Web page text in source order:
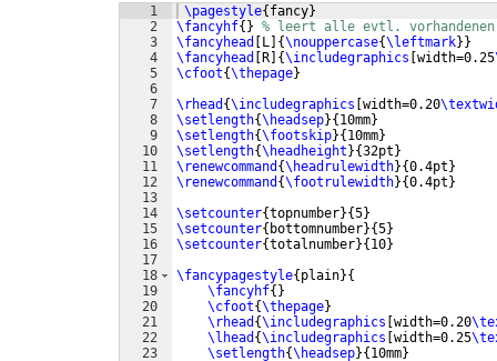
1
2
3
4
5
6
7
8
9
10
11
12
13
14
15
16
17
18
19
20
21
22
23
\pagestyle{ fancy}
\fancyhf{ } % leert alle evtl. vorhandenen
\fancyhead
L {\nouppercase{\leftmark}}
\fancyhead
R {\includegraphics width=0.25
\cfoot{\thepage}
\rhead {\includegraphics width=0.20
\setlength{\headsep}{ 10mm}
\setlength{\footskip}{ 10mm}
\setlength{\headheight }{32pt }
\renewcommand {\headrulewidth}{0.4pt }
\renewcommand {\footrulewidth}{0.4pt }
\setcounter{topnumber}{5}
\setcounter{ bottomnumber}{5}
\setcounter{totalnumber}{ 10}
\fancypagestyle{ plain}{
\fancyhf{ }
\cfoot{\thepage}
\rhead {\includegraphics width=0.20
\lhead {\includegraphics width=0.25
\setlength{\headsep}{ 10mm}